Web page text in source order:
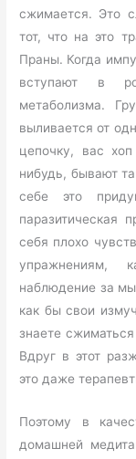
сжимается. Это
тот, что на это
Праны. Когда
вступают в
метаболизма.
выливается от
цепочку, вас
нибудь, бывают
себе это
паразитическая
себя плохо
упражнениям,
наблюдение за
как бы свои
знаете
Вдруг в этот
это даже
Поэтому в
домашней